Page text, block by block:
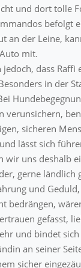
und dort tolle
befolgt
an der Leine,
mit.
dass Raffi
in der
verunsichern,
sicheren
lässt sich
wir uns deshalb
gerne ländlich
und
bedrängen,
gefasst,
und bindet sich
an seiner
sicher